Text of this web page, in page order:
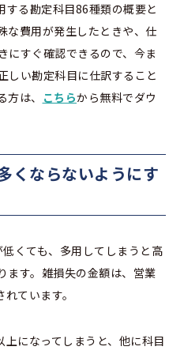
する勘定科目86種類の概要と
な費用が発生したときや、仕
にすぐ確認できるので、今ま
しい勘定科目に仕訳すること
は、 こちらから無料でダウ
くならないようにす
くても、多用してしまうと高
ます。雑損失の金額は、営業
ています。
になってしまうと、他に科目